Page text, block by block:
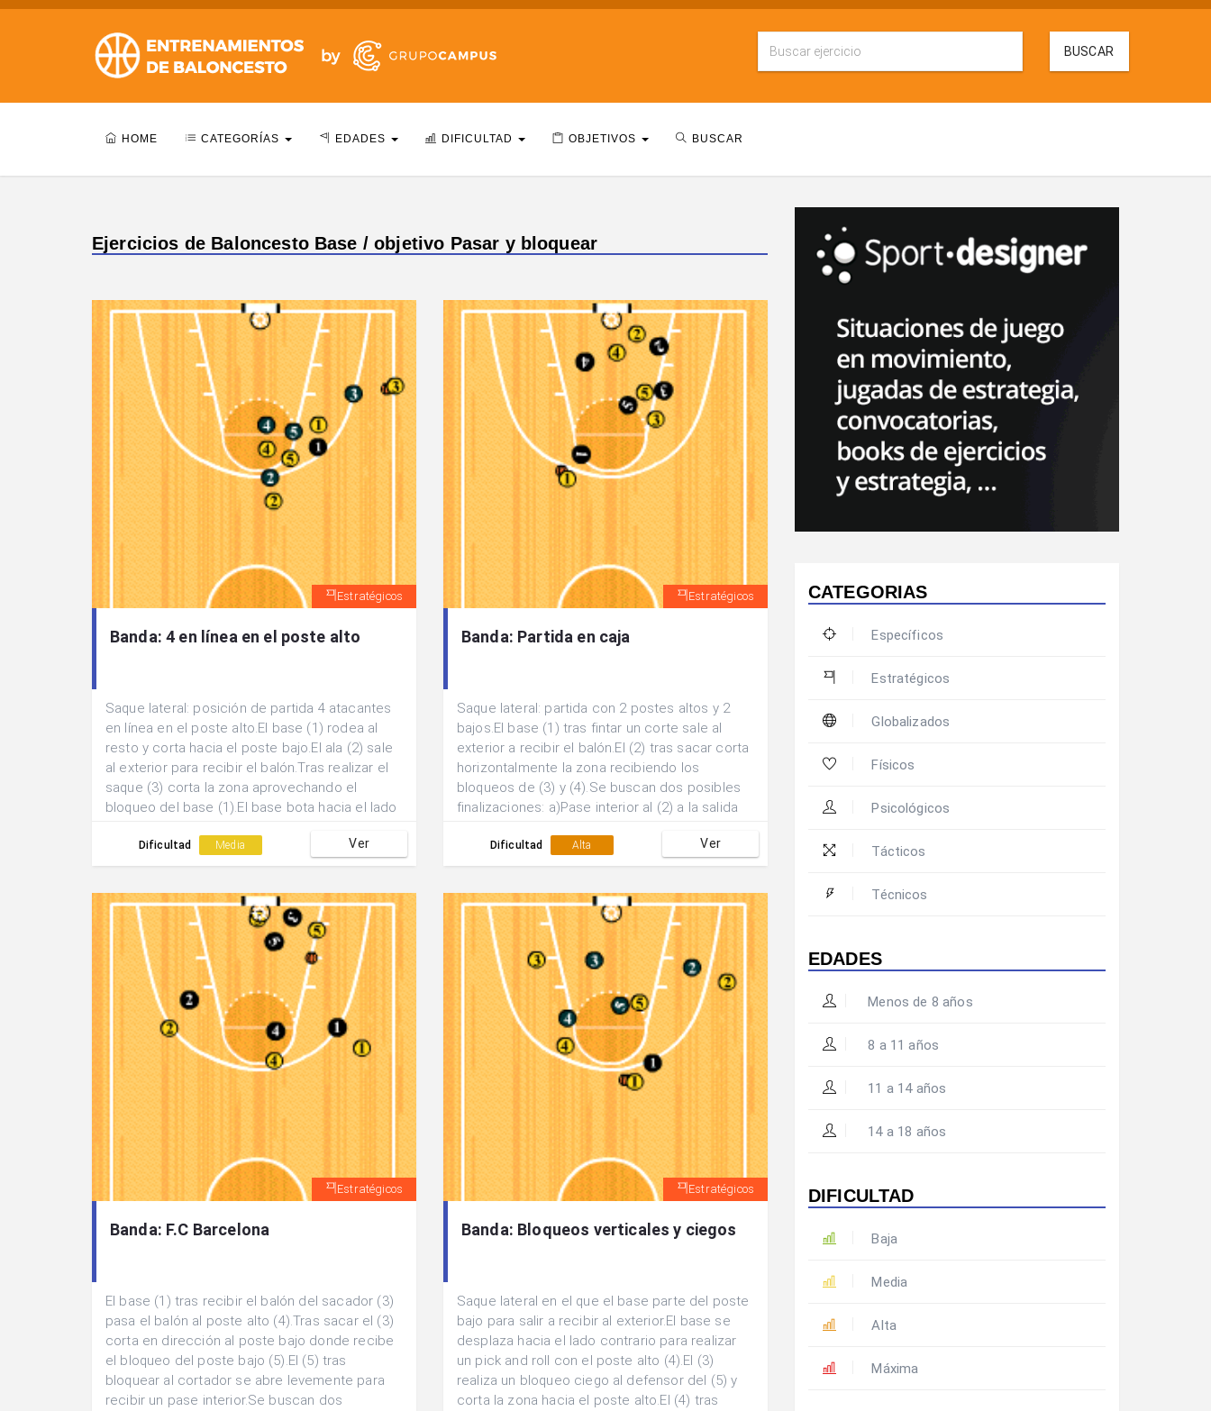
BUSCAR
HOME CATEGORÍAS EDADES DIFICULTAD OBJETIVOS BUSCAR
Ejercicios de Baloncesto Base / objetivo Pasar y bloquear
Estratégicos
Banda: 4 en línea en el poste alto
Saque lateral: posición de partida 4 atacantes
en línea en el poste alto.El base (1) rodea al
resto y corta hacia el poste bajo.El ala (2) sale
al exterior para recibir el balón.Tras realizar el
saque (3) corta la zona aprovechando el
bloqueo del base (1).El base bota hacia el lado
finalizaciones: a)pase al (1) que tras bloquear
sale y aprovecha el doble bloqueo de (4) y (5).
(2).
Dificultad Media Ver
Estratégicos
Banda: Partida en caja
Saque lateral: partida con 2 postes altos y 2
bajos.El base (1) tras fintar un corte sale al
exterior a recibir el balón.El (2) tras sacar corta
horizontalmente la zona recibiendo los
bloqueos de (3) y (4).Se buscan dos posibles
finalizaciones: a)Pase interior al (2) a la salida
tras recibir el bloqueo de (5) sale al poste alto
a buscar un posible lanzamiento.
Dificultad Alta Ver
Estratégicos
Banda: F.C Barcelona
El base (1) tras recibir el balón del sacador (3)
pasa el balón al poste alto (4).Tras sacar el (3)
corta en dirección al poste bajo donde recibe
el bloqueo del poste bajo (5).El (5) tras
bloquear al cortador se abre levemente para
recibir un pase interior.Se buscan dos
Estratégicos
Banda: Bloqueos verticales y ciegos
Saque lateral en el que el base parte del poste
bajo para salir a recibir al exterior.El base se
desplaza hacia el lado contrario para realizar
un pick and roll con el poste alto (4).El (3)
realiza un bloqueo ciego al defensor del (5) y
corta la zona hacia el poste alto.El (4) tras
CATEGORIAS
Específicos
Estratégicos
Globalizados
Físicos
Psicológicos
Tácticos
Técnicos
EDADES
Menos de 8 años
8 a 11 años
11 a 14 años
14 a 18 años
DIFICULTAD
Baja
Media
Alta
Máxima